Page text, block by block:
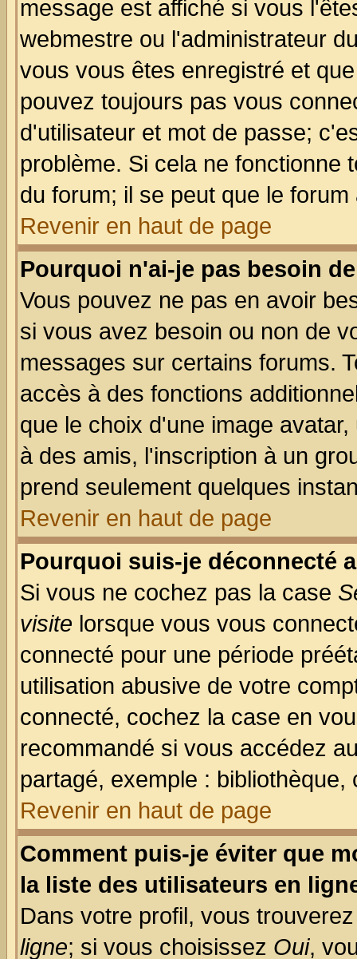
message est affiché si vous
webmestre ou l'administrateur
vous vous êtes enregistré et
pouvez toujours pas vous
d'utilisateur et mot de passe;
problème. Si cela ne fonctionne
du forum; il se peut que le
Revenir en haut de page
Pourquoi n'ai-je pas besoin
Vous pouvez ne pas en avoir
si vous avez besoin ou non de
messages sur certains forums.
accès à des fonctions
que le choix d'une image
à des amis, l'inscription à un
prend seulement quelques
Revenir en haut de page
Pourquoi suis-je déconnecté
Si vous ne cochez pas la case
visite lorsque vous vous
connecté pour une période
utilisation abusive de votre
connecté, cochez la case en
recommandé si vous accédez
partagé, exemple :
Revenir en haut de page
Comment puis-je éviter que
la liste des utilisateurs en
Dans votre profil, vous
ligne; si vous choisissez Oui,